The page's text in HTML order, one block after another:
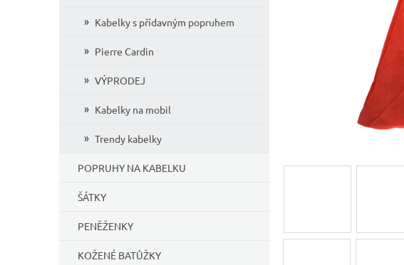
Kabelky s přídavným popruhem
Pierre Cardin
VÝPRODEJ
Kabelky na mobil
Trendy kabelky
POPRUHY NA KABELKU
ŠÁTKY
PENĚŽENKY
KOŽENÉ BATŮŽKY